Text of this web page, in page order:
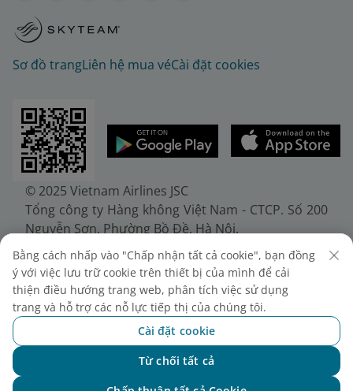
Sơ đồ trangLiên hệ mua véCài đặt cookies
© 2025 Vietnam Airlines JSC
Tổng công ty Hàng không Việt Nam - CTCP. Số 200
Nguyễn Sơn, Phường Bồ Đề, Hà Nội.
Điện thoại: (+84-24) 38272289. Fax: (+84-24)
38722375
Giấy chứng nhận đăng ký doanh nghiệp, mã số
doanh nghiệp 0100107518, đăng ký lần đầu ngày
30/6/2010, đăng ký thay đổi lần thứ 10 ngày
24/7/2025, cấp bởi Sở Tài chính Thành phố Hà Nội.
Bằng cách nhấp vào "Chấp nhận tất cả cookie", bạn đồng
ý với việc lưu trữ cookie trên thiết bị của mình để cải
thiện điều hướng trang web, phân tích việc sử dụng
trang và hỗ trợ các nỗ lực tiếp thị của chúng tôi.
Cài đặt cookie
Từ chối tất cả